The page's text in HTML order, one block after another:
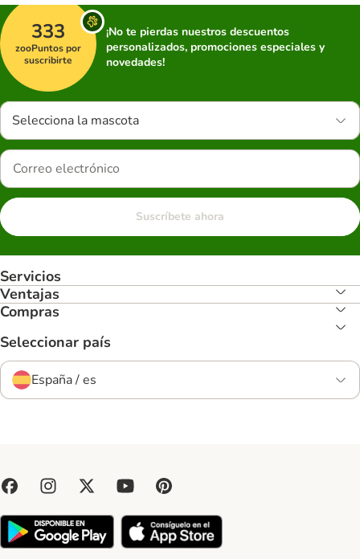
333
zooPuntos por
suscribirte
¡No te pierdas nuestros descuentos
personalizados, promociones especiales y
novedades!
Selecciona la mascota
Suscríbete ahora
Servicios
Ventajas
Compras
Seleccionar país
España / es